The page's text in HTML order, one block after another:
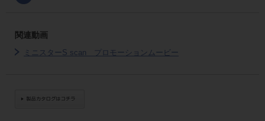
関連動画
ミニスターS scan プロモーションムービー